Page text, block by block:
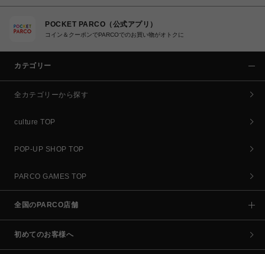
POCKET PARCO（公式アプリ）
コイン＆クーポンでPARCOでのお買い物がオトクに
カテゴリー
全カテゴリーから探す
culture TOP
POP-UP SHOP TOP
PARCO GAMES TOP
全国のPARCO店舗
初めてのお客様へ